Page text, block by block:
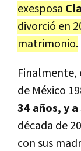
exesposa
divorció en
matrimonio.
Finalmente,
de México
34 años, y
década de
con sus